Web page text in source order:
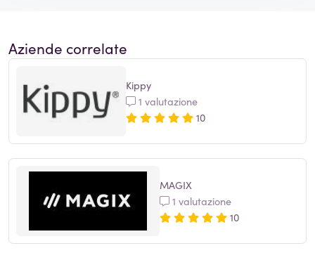
Aziende correlate
Kippy
1 valutazione
10
MAGIX
1 valutazione
10